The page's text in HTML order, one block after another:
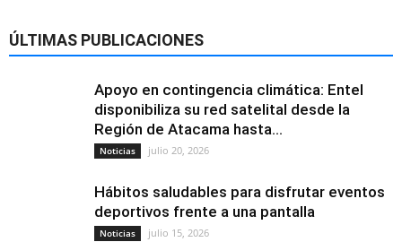
ÚLTIMAS PUBLICACIONES
Apoyo en contingencia climática: Entel
disponibiliza su red satelital desde la
Región de Atacama hasta...
Noticias julio 20, 2026
Hábitos saludables para disfrutar eventos
deportivos frente a una pantalla
Noticias julio 15, 2026